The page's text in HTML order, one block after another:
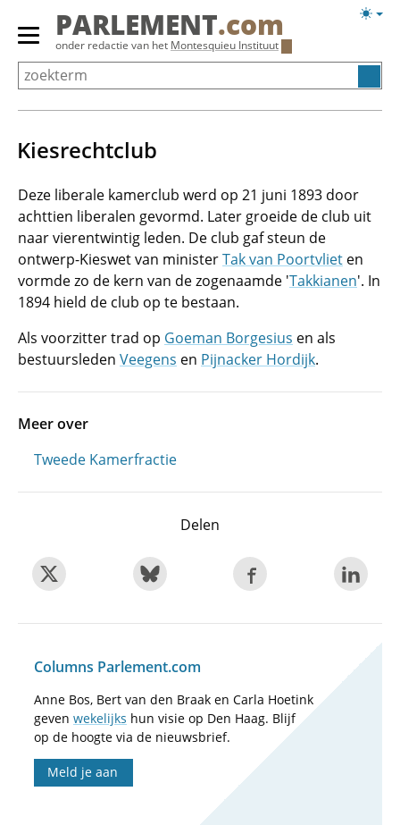
Overslaan
Primair
menu
tonen/verbergen
PARLEMENT.com
onder redactie van het Montesquieu Instituut
Kiesrechtclub
Deze liberale kamerclub werd op 21 juni 1893 door
achttien liberalen gevormd. Later groeide de club uit
naar vierentwintig leden. De club gaf steun de
ontwerp-Kieswet van ministerTak van Poortvliet en
vormde zo de kern van de zogenaamde 'Takkianen'. In
1894 hield de club op te bestaan.
Als voorzitter trad op Goeman Borgesius en als
bestuursleden Veegens en Pijnacker Hordijk.
Meer over
Tweede Kamerfractie
Delen
Columns Parlement.com
Anne Bos, Bert van den Braak en Carla Hoetink
geven wekelijks hun visie op Den Haag. Blijf
op de hoogte via de nieuwsbrief.
Meld je aan